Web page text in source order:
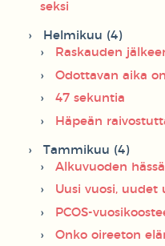
seksi
Helmikuu (4)
Raskauden
Odottavan aika
47 sekuntia
Häpeän
Tammikuu (4)
Alkuvuoden
Uusi vuosi, uudet
PCOS-
Onko oireeton